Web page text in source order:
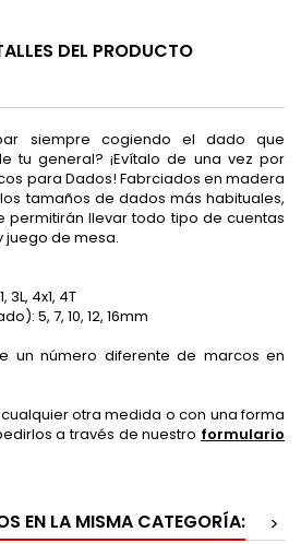
DEL PRODUCTO
siempre cogiendo el dado que
tu general? ¡Evítalo de una vez por
para Dados! Fabrciados en madera
tamaños de dados más habituales,
permitirán llevar todo tipo de cuentas
juego de mesa.
3L, 4x1, 4T
5, 7, 10, 12, 16mm
un número diferente de marcos en
otra medida o con una forma
a través de nuestro formulario
EN LA MISMA CATEGORÍA:
>